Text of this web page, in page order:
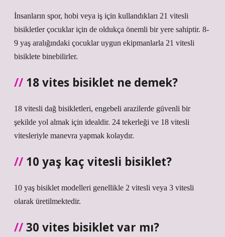
İnsanların spor, hobi veya iş için kullandıkları 21 vitesli
bisikletler çocuklar için de oldukça önemli bir yere sahiptir. 8-
9 yaş aralığındaki çocuklar uygun ekipmanlarla 21 vitesli
bisiklete binebilirler.
18 vites bisiklet ne demek?
18 vitesli dağ bisikletleri, engebeli arazilerde güvenli bir
şekilde yol almak için idealdir. 24 tekerleği ve 18 vitesli
vitesleriyle manevra yapmak kolaydır.
10 yaş kaç vitesli bisiklet?
10 yaş bisiklet modelleri genellikle 2 vitesli veya 3 vitesli
olarak üretilmektedir.
30 vites bisiklet var mı?